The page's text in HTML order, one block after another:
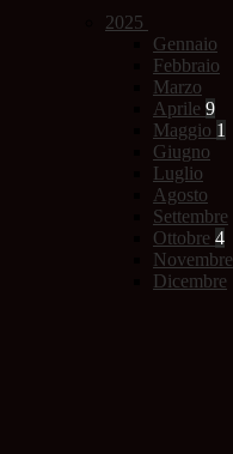
2025
Gennaio
Febbraio
Marzo
Aprile 9
Maggio 1
Giugno
Luglio
Agosto
Settembre
Ottobre 4
Novembre
Dicembre